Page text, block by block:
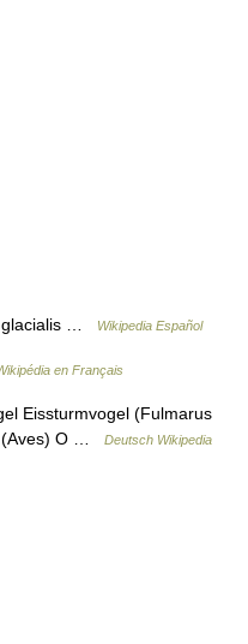
… Wikipedia Español
en Français
Eissturmvogel (Fulmarus
(Aves) O …
Deutsch Wikipedia